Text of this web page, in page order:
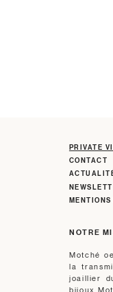
PRIVATE
CONTACT
NOTRE
Motché
la
joaillier